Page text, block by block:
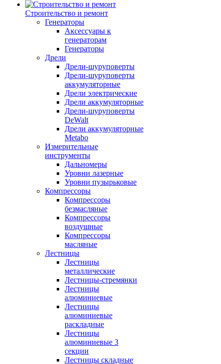
Строительство и ремонт
Генераторы
Аксессуары к
генераторам
Генераторы
Дрели
Дрели-шуруповерты
Дрели-шуруповерты
аккумуляторные
Дрели электрические
Дрели аккумуляторные
Дрели-шуруповерты
DeWalt
Дрели аккумуляторные
Metabo
Измерительные
инструменты
Дальномеры
Уровни лазерные
Уровни пузырьковые
Компрессоры
Компрессоры
безмасляные
Компрессоры
воздушные
Компрессоры
масляные
Лестницы
Лестницы
металлические
Лестницы-стремянки
Лестницы
алюминиевые
Лестницы
алюминиевые
раскладные
Лестницы
алюминиевые 3
секции
Лестницы складные